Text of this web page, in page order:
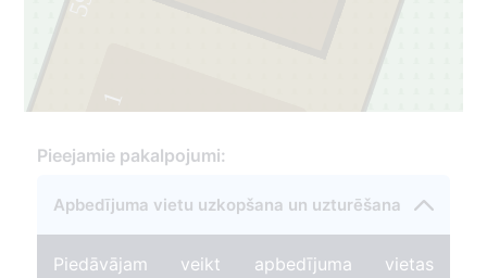
1
Pieejamie pakalpojumi:
Apbedījuma vietu uzkopšana un uzturēšana
Piedāvājam veikt apbedījuma vietas